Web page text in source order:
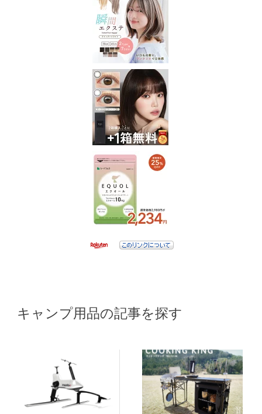
キャンプ用品の記事を探す